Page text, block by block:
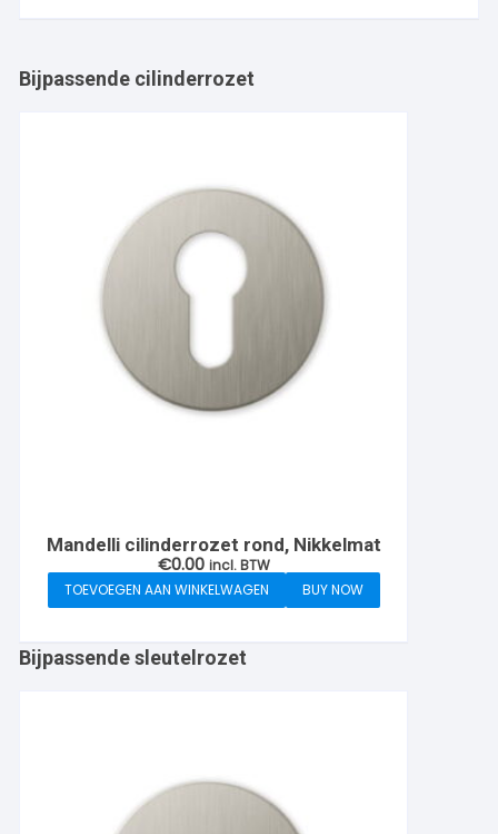
Bijpassende cilinderrozet
Mandelli cilinderrozet rond, Nikkelmat
€0.00 incl. BTW
TOEVOEGEN AAN WINKELWAGEN
BUY NOW
Bijpassende sleutelrozet